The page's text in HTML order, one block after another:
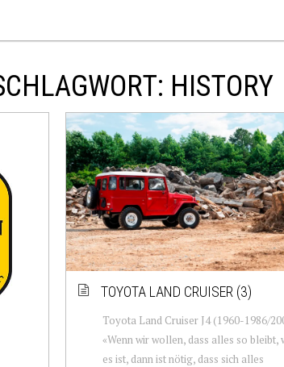
HISTORY
TOYOTA LAND CRUISER (3)
Toyota Land Cruiser J4 (1960-1986/
«Wenn wir wollen, dass alles so bleibt,
es ist, dann ist nötig, dass sich alles